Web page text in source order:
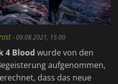
-09.08.2021, 15:00
4 Blood wurde von den
aufgenommen,
dass das neue